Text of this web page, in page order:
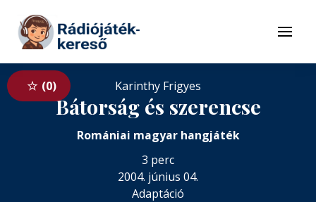
Tovább a tartalomhoz
Menü
0 Karinthy Frigyes
Bátorság és szerencse
Romániai magyar hangjáték
3 perc
2004. június 04.
Adaptáció